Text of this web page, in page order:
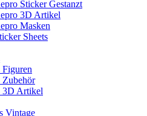
Sticker Gestanzt
3D Artikel
Masken
Sheets
3D Artikel
Vintage